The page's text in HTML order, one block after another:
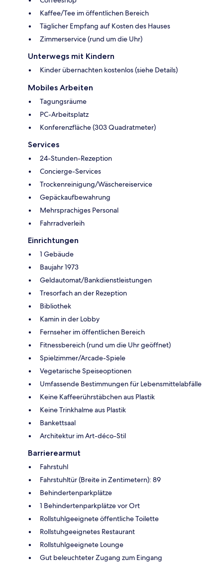
Kaffee/Tee im öffentlichen Bereich
Täglicher Empfang auf Kosten des Hauses
Zimmerservice (rund um die Uhr)
Unterwegs mit Kindern
Kinder übernachten kostenlos (siehe Details)
Mobiles Arbeiten
Tagungsräume
PC-Arbeitsplatz
Konferenzfläche (303 Quadratmeter)
Services
24-Stunden-Rezeption
Concierge-Services
Trockenreinigung/Wäschereiservice
Gepäckaufbewahrung
Mehrsprachiges Personal
Fahrradverleih
Einrichtungen
1 Gebäude
Baujahr 1973
Geldautomat/Bankdienstleistungen
Tresorfach an der Rezeption
Bibliothek
Kamin in der Lobby
Fernseher im öffentlichen Bereich
Fitnessbereich (rund um die Uhr geöffnet)
Spielzimmer/Arcade-Spiele
Vegetarische Speiseoptionen
Umfassende Bestimmungen für Lebensmittelabfälle
Keine Kaffeerührstäbchen aus Plastik
Keine Trinkhalme aus Plastik
Bankettsaal
Architektur im Art-déco-Stil
Barrierearmut
Fahrstuhl
Fahrstuhltür (Breite in Zentimetern): 89
Behindertenparkplätze
1 Behindertenparkplätze vor Ort
Rollstuhlgeeignete öffentliche Toilette
Rollstuhgeeignetes Restaurant
Rollstuhlgeeignete Lounge
Gut beleuchteter Zugang zum Eingang